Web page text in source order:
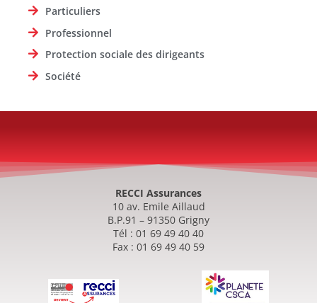
Particuliers
Professionnel
Protection sociale des dirigeants
Société
RECCI Assurances
10 av. Emile Aillaud
B.P.91 – 91350 Grigny
Tél : 01 69 49 40 40
Fax : 01 69 49 40 59